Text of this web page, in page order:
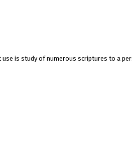
is study of numerous scriptures to a